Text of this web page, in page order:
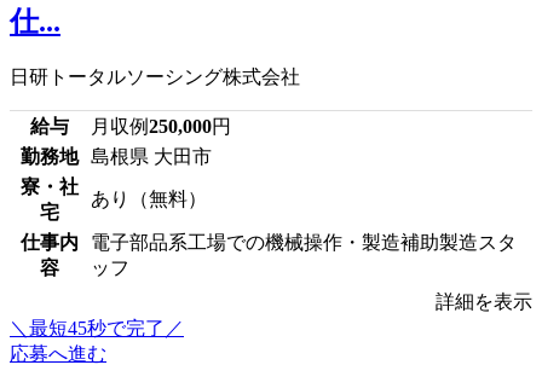
仕...
日研トータルソーシング株式会社
給与 月収例250,000円
勤務地 島根県 大田市
寮・社
宅
あり（無料）
仕事内
容
電子部品系工場での機械操作・製造補助製造スタ
ッフ
詳細を表示
＼最短45秒で完了／
応募へ進む